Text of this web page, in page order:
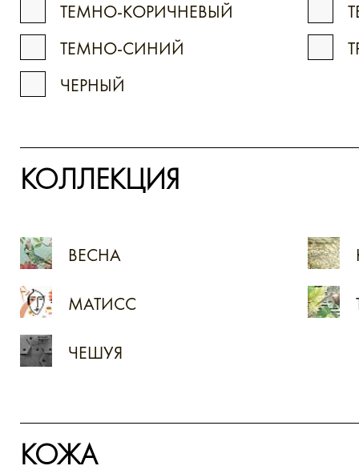
ТЕМНО-КОРИЧНЕВЫЙ
ТЕМНО-СИНИЙ
ЧЕРНЫЙ
КОЛЛЕКЦИЯ
ВЕСНА
МАТИСС
ЧЕШУЯ
КОЖА